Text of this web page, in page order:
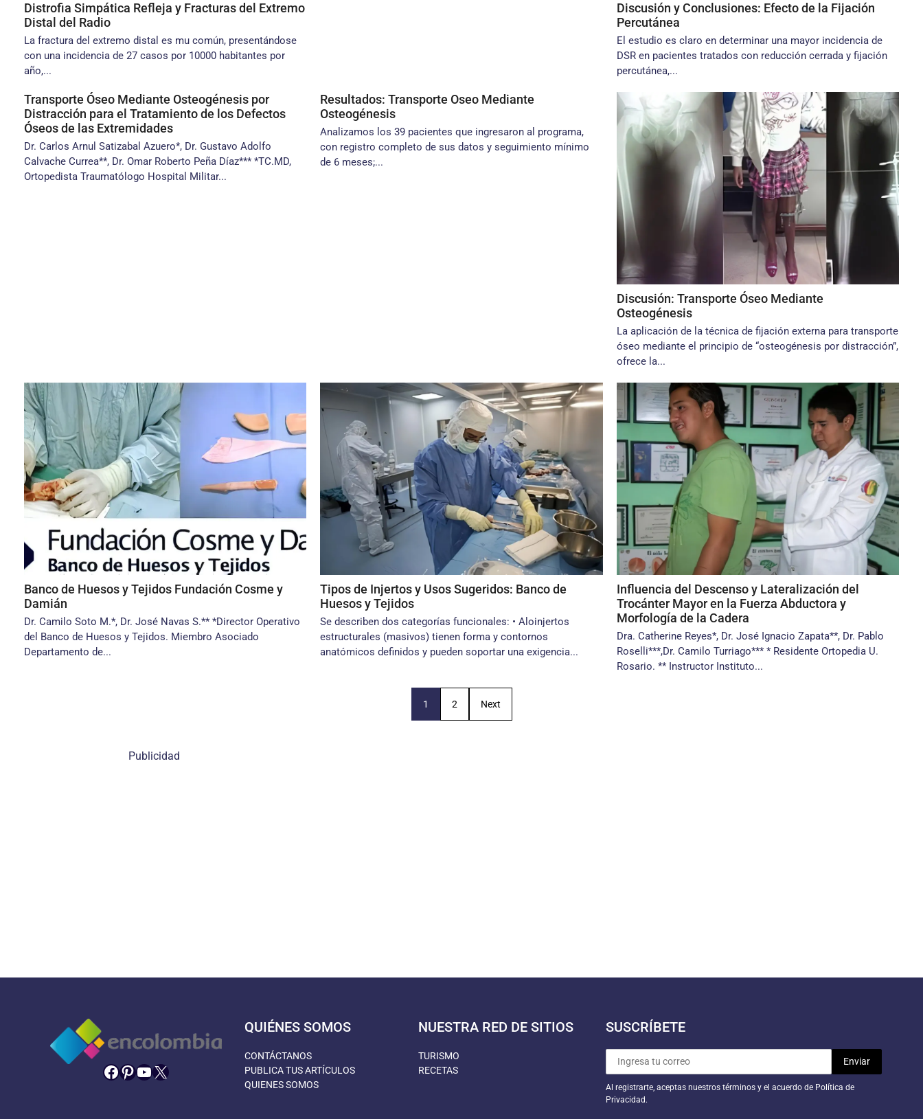
Distrofia Simpática Refleja y Fracturas del Extremo
Distal del Radio
La fractura del extremo distal es mu común, presentándose
con una incidencia de 27 casos por 10000 habitantes por
año,...
Discusión y Conclusiones: Efecto de la Fijación
Percutánea
El estudio es claro en determinar una mayor incidencia de
DSR en pacientes tratados con reducción cerrada y fijación
percutánea,...
Transporte Óseo Mediante Osteogénesis por
Distracción para el Tratamiento de los Defectos
Óseos de las Extremidades
Dr. Carlos Arnul Satizabal Azuero*, Dr. Gustavo Adolfo
Calvache Currea**, Dr. Omar Roberto Peña Díaz*** *TC.MD,
Ortopedista Traumatólogo Hospital Militar...
Resultados: Transporte Oseo Mediante
Osteogénesis
Analizamos los 39 pacientes que ingresaron al programa,
con registro completo de sus datos y seguimiento mínimo
de 6 meses;...
Discusión: Transporte Óseo Mediante
Osteogénesis
La aplicación de la técnica de fijación externa para transporte
óseo mediante el principio de “osteogénesis por distracción”,
ofrece la...
Banco de Huesos y Tejidos Fundación Cosme y
Damián
Dr. Camilo Soto M.*, Dr. José Navas S.** *Director Operativo
del Banco de Huesos y Tejidos. Miembro Asociado
Departamento de...
Tipos de Injertos y Usos Sugeridos: Banco de
Huesos y Tejidos
Se describen dos categorías funcionales: • Aloinjertos
estructurales (masivos) tienen forma y contornos
anatómicos definidos y pueden soportar una exigencia...
Influencia del Descenso y Lateralización del
Trocánter Mayor en la Fuerza Abductora y
Morfología de la Cadera
Dra. Catherine Reyes*, Dr. José Ignacio Zapata**, Dr. Pablo
Roselli***,Dr. Camilo Turriago*** * Residente Ortopedia U.
Rosario. ** Instructor Instituto...
1 2 Next
Publicidad
Facebook
Pinterest
YouTube
X
QUIÉNES SOMOS
CONTÁCTANOS
PUBLICA TUS ARTÍCULOS
QUIENES SOMOS
NUESTRA RED DE SITIOS
TURISMO
RECETAS
SUSCRÍBETE
Al registrarte, aceptas nuestros términos y el acuerdo de Política de
Privacidad.